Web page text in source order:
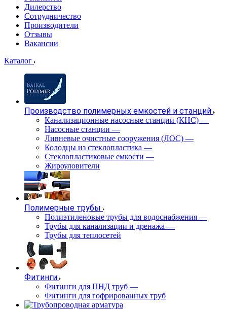
Дилерство
Сотрудничество
Производители
Отзывы
Вакансии
Каталог
Производство полимерных емкостей и станций
Канализационные насосные станции (КНС) —
Насосные станции —
Ливневые очистные сооружения (ЛОС) —
Колодцы из стеклопластика —
Стеклопластиковые емкости —
Жироуловители
Полимерные трубы
Полиэтиленовые трубы для водоснабжения —
Трубы для канализации и дренажа —
Трубы для теплосетей
Фитинги
Фитинги для ПНД труб —
Фитинги для гофрированных труб